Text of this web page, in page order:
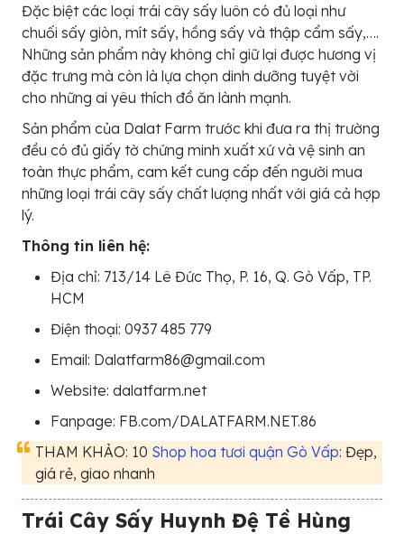
Đặc biệt các loại trái cây sấy luôn có đủ loại như
chuối sấy giòn, mít sấy, hồng sấy và thập cẩm sấy,….
Những sản phẩm này không chỉ giữ lại được hương vị
đặc trưng mà còn là lựa chọn dinh dưỡng tuyệt vời
cho những ai yêu thích đồ ăn lành mạnh.
Sản phẩm của Dalat Farm trước khi đưa ra thị trường
đều có đủ giấy tờ chứng minh xuất xứ và vệ sinh an
toàn thực phẩm, cam kết cung cấp đến người mua
những loại trái cây sấy chất lượng nhất với giá cả hợp
lý.
Thông tin liên hệ:
Địa chỉ: 713/14 Lê Đức Thọ, P. 16, Q. Gò Vấp, TP.
HCM
Điện thoại: 0937 485 779
Email: Dalatfarm86@gmail.com
Website: dalatfarm.net
Fanpage: FB.com/DALATFARM.NET.86
THAM KHẢO: 10 Shop hoa tươi quận Gò Vấp: Đẹp,
giá rẻ, giao nhanh
Trái Cây Sấy Huynh Đệ Tề Hùng